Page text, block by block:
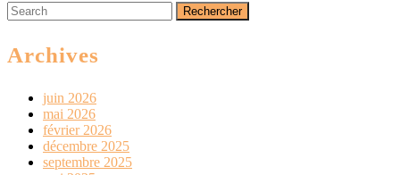
Search
for:
Archives
juin 2026
mai 2026
février 2026
décembre 2025
septembre 2025